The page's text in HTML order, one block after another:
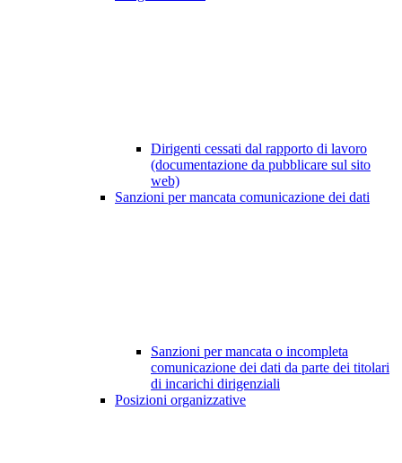
Dirigenti cessati dal rapporto di lavoro
(documentazione da pubblicare sul sito
web)
Sanzioni per mancata comunicazione dei dati
Sanzioni per mancata o incompleta
comunicazione dei dati da parte dei titolari
di incarichi dirigenziali
Posizioni organizzative